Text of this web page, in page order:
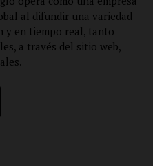
al difundir una variedad
y en tiempo real, tanto
a través del sitio web,